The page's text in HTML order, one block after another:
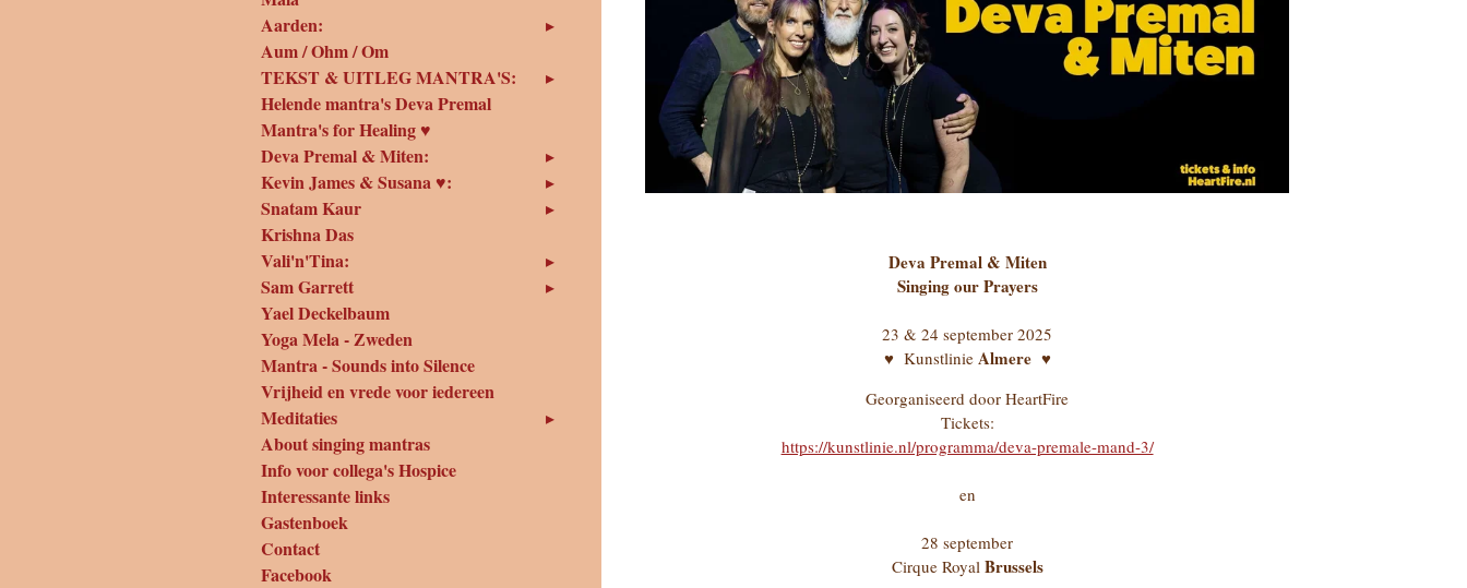
Deva Premal & Miten
Singing our Prayers
23 & 24 september 2025
♥ Kunstlinie Almere ♥
Georganiseerd door HeartFire
Tickets:
https://kunstlinie.nl/programma/deva-premale-mand-3/
en
28 september
Cirque Royal Brussels
Aarden:
Aum / Ohm / Om
TEKST & UITLEG MANTRA'S:
Helende mantra's Deva Premal
Mantra's for Healing ♥
Deva Premal & Miten:
Kevin James & Susana ♥:
Snatam Kaur
Krishna Das
Vali'n'Tina:
Sam Garrett
Yael Deckelbaum
Yoga Mela - Zweden
Mantra - Sounds into Silence
Vrijheid en vrede voor iedereen
Meditaties
About singing mantras
Info voor collega's Hospice
Interessante links
Gastenboek
Contact
Facebook